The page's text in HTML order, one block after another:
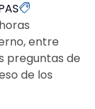
entre
preguntas de
de los